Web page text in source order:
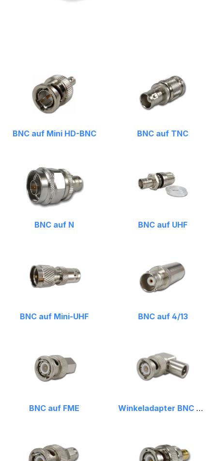
BNC auf Mini HD-BNC BNC auf TNC
BNC auf N BNC auf UHF
BNC auf Mini-UHF BNC auf 4/13
BNC auf FME Winkeladapter BNC auf FME